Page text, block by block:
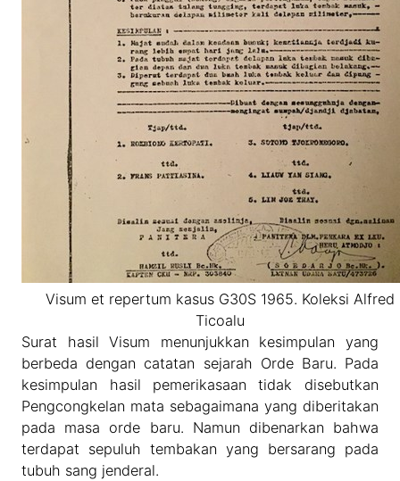
Visum et repertum kasus G30S 1965. Koleksi Alfred
Ticoalu
Surat hasil Visum menunjukkan kesimpulan yang
berbeda dengan catatan sejarah Orde Baru. Pada
kesimpulan hasil pemerikasaan tidak disebutkan
Pengcongkelan mata sebagaimana yang diberitakan
pada masa orde baru. Namun dibenarkan bahwa
terdapat sepuluh tembakan yang bersarang pada
tubuh sang jenderal.